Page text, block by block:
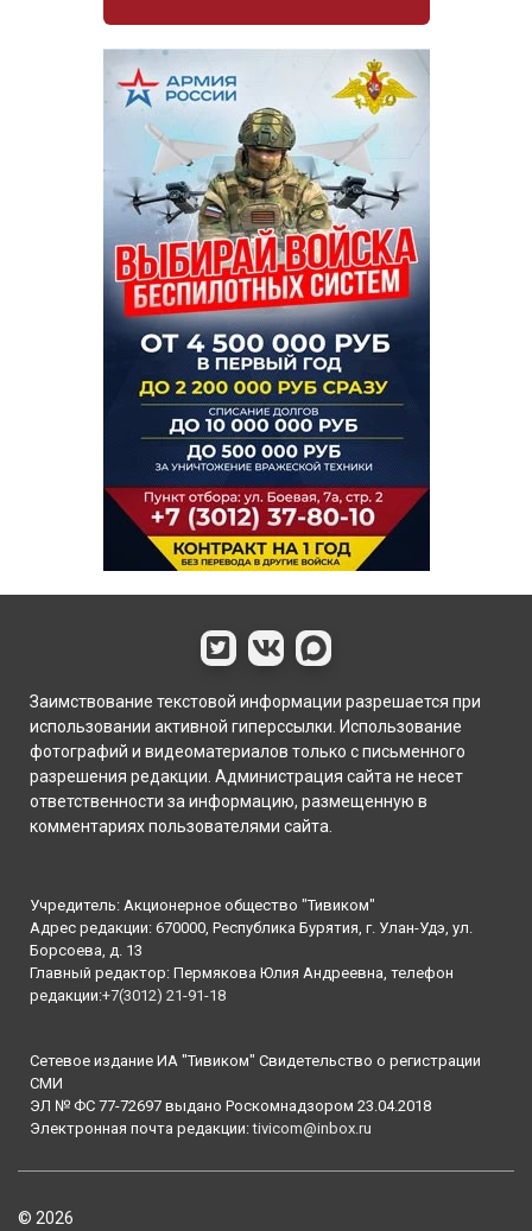
Заимствование текстовой информации разрешается при
использовании активной гиперссылки. Использование
фотографий и видеоматериалов только с письменного
разрешения редакции. Администрация сайта не несет
ответственности за информацию, размещенную в
комментариях пользователями сайта.
Учредитель: Акционерное общество "Тивиком"
Адрес редакции: 670000, Республика Бурятия, г. Улан-Удэ, ул.
Борсоева, д. 13
Главный редактор: Пермякова Юлия Андреевна, телефон
редакции:+7(3012) 21-91-18
Сетевое издание ИА "Тивиком" Свидетельство о регистрации
СМИ
ЭЛ № ФС 77-72697 выдано Роскомнадзором 23.04.2018
Электронная почта редакции:tivicom@inbox.ru
© 2026